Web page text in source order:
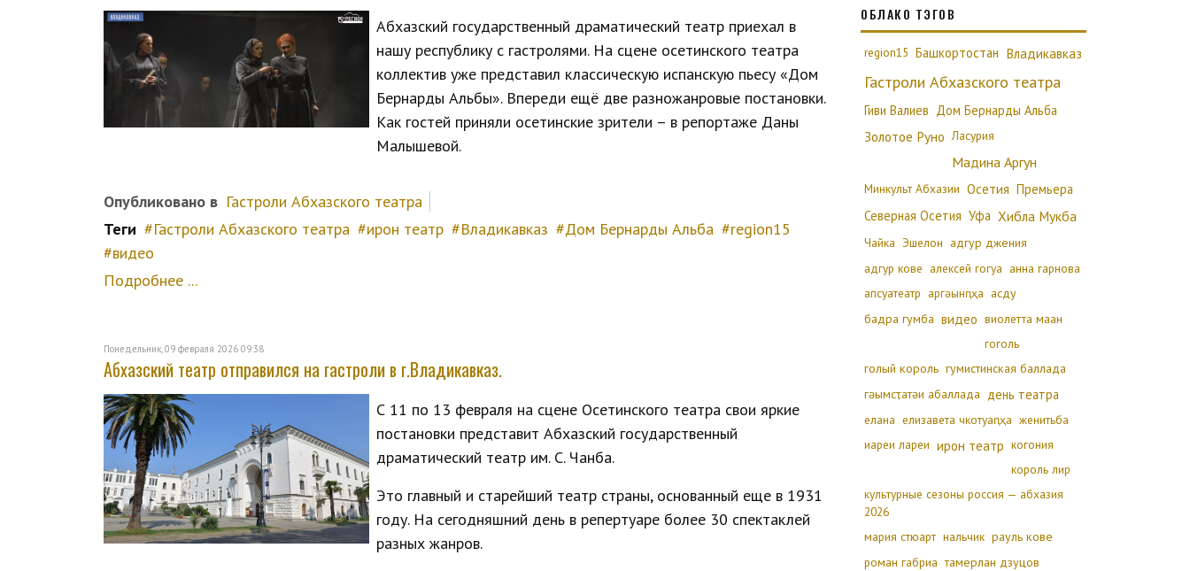
Абхазский государственный драматический театр приехал в
нашу республику с гастролями. На сцене осетинского театра
коллектив уже представил классическую испанскую пьесу «Дом
Бернарды Альбы». Впереди ещё две разножанровые постановки.
Как гостей приняли осетинские зрители – в репортаже Даны
Малышевой.
Опубликовано в Гастроли Абхазского театра
Теги
Гастроли Абхазского театра ирон театр Владикавказ Дом Бернарды Альба
region15
видео
Подробнее ...
Понедельник, 09 февраля 2026 09:38
Абхазский театр отправился на гастроли в г.Владикавказ.
С 11 по 13 февраля на сцене Осетинского театра свои яркие
постановки представит Абхазский государственный
драматический театр им. С. Чанба.
Это главный и старейший театр страны, основанный еще в 1931
году. На сегодняшний день в репертуаре более 30 спектаклей
разных жанров.
ОБЛАКО ТЭГОВ
region15 Башкортостан Владикавказ
Гастроли Абхазского театра
Гиви Валиев Дом Бернарды Альба
Золотое Руно Ласурия
Мадина Аргун
Минкульт Абхазии Осетия Премьера
Северная Осетия Уфа Хибла Мукба
Чайка Эшелон адгур джения
адгур кове алексей гогуа анна гарнова
апсуатеатр аргәынԥҳа асду
бадра гумба видео виолетта маан
гоголь
голый король гумистинская баллада
гәымсҭатәи абаллада день театра
елана елизавета чкотуаԥҳа женитьба
иареи лареи ирон театр когония
король лир
культурные сезоны россия — абхазия
2026
мария стюарт нальчик рауль кове
роман габриа тамерлан дзуцов